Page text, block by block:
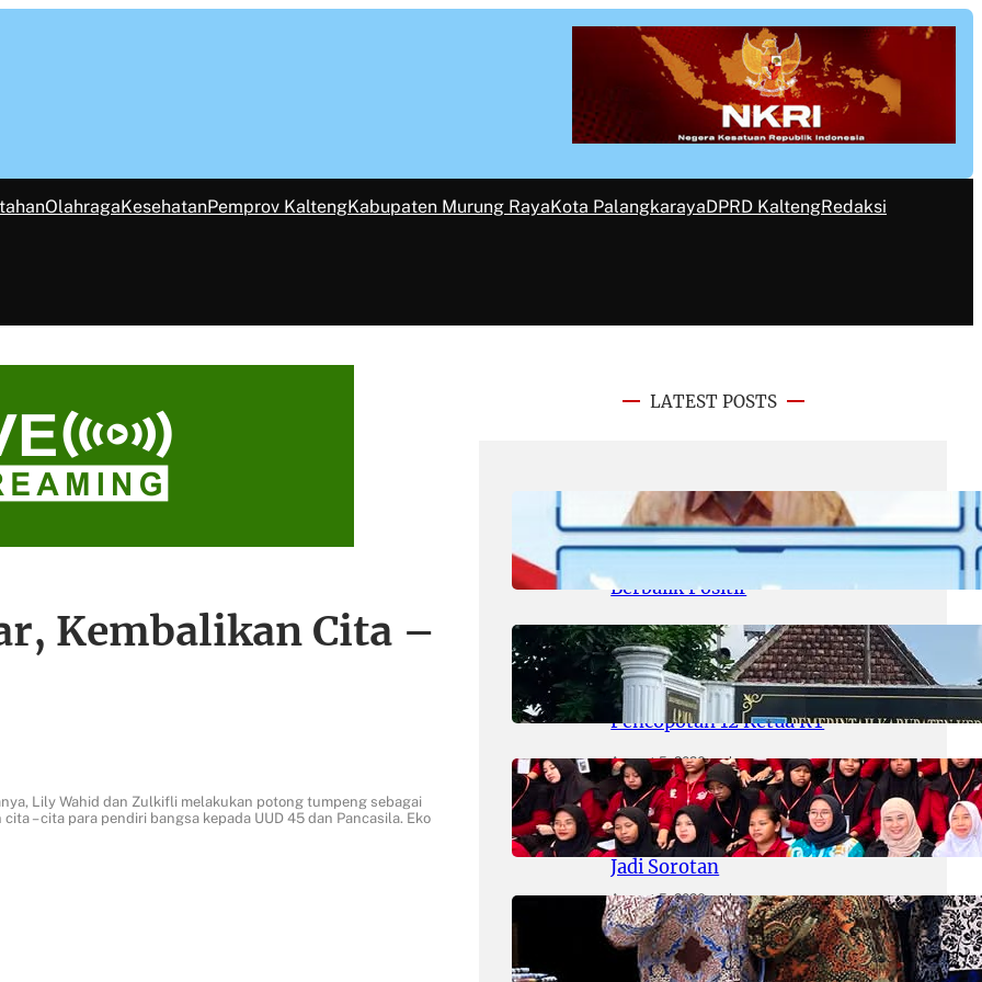
OlahragaKesehatanPemprov KaltengKabupaten Murung RayaKota PalangkarayaDPRD KaltengRedaksi
Kembalikan Cita –
Lily Wahid dan Zulkifli melakukan potong tumpeng sebagai
– cita para pendiri bangsa kepada UUD 45 dan Pancasila. Eko
LATEST POSTS
August 6, 2026.areknews
Sektor Jasa Keuangan Stabil, OJK
Berbalik Positif
August 5, 2026.areknews
Heboh! Usai Disorot Media, Kades
Duwet ‘Angkat’ Bicara Soal
Pencopotan 12 Ketua RT
August 5, 2026.areknews
Tinjau Kesiapan SR Kedung
Cowek, Komisi D Sebut Fasilitas
Lengkap dan Pendidikan Karakter
Jadi Sorotan
August 5, 2026.areknews
Susunan Direksi Baru Perumda
Air Minum Surya Sembada 2026–